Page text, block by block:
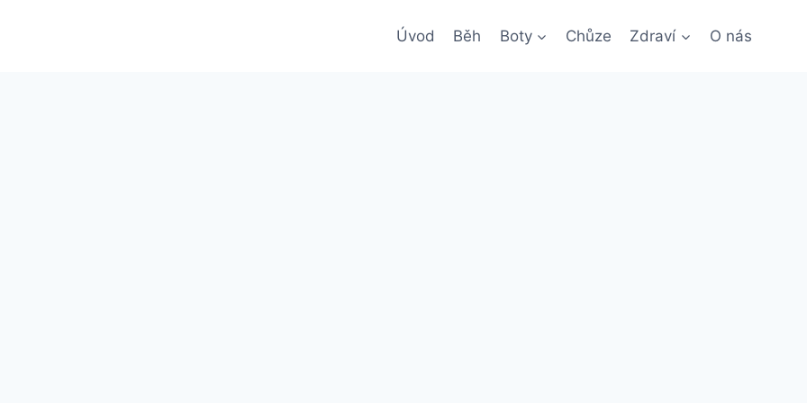
Úvod Běh Boty Chůze Zdraví O nás